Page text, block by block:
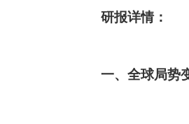
研报详情：
一、全球局势